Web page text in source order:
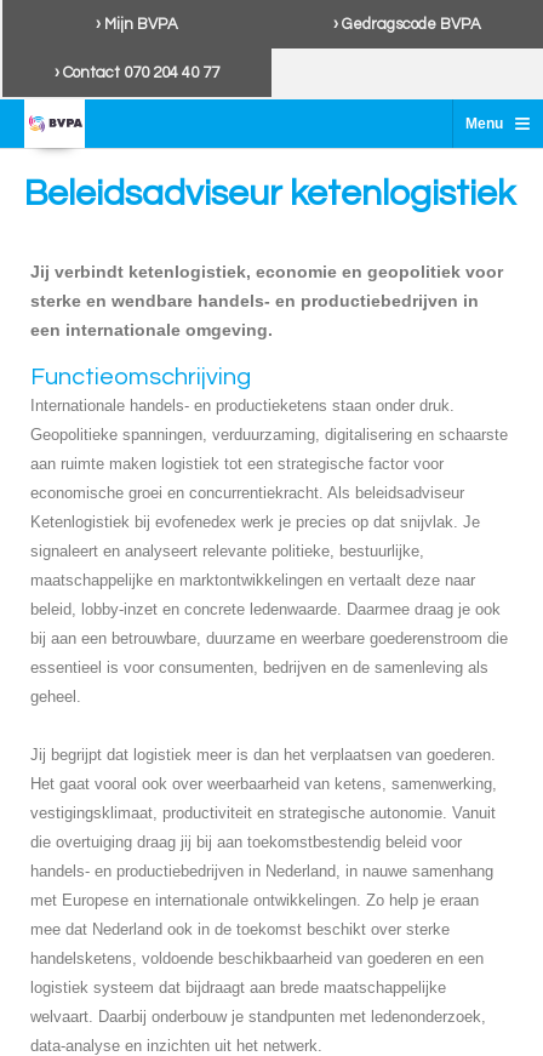
› Mijn BVPA › Gedragscode BVPA
› Contact 070 204 40 77
Menu ≡
Beleidsadviseur ketenlogistiek
Jij verbindt ketenlogistiek, economie en geopolitiek voor
sterke en wendbare handels- en productiebedrijven in
een internationale omgeving.
Functieomschrijving
Internationale handels- en productieketens staan onder druk.
Geopolitieke spanningen, verduurzaming, digitalisering en schaarste
aan ruimte maken logistiek tot een strategische factor voor
economische groei en concurrentiekracht. Als beleidsadviseur
Ketenlogistiek bij evofenedex werk je precies op dat snijvlak. Je
signaleert en analyseert relevante politieke, bestuurlijke,
maatschappelijke en marktontwikkelingen en vertaalt deze naar
beleid, lobby-inzet en concrete ledenwaarde. Daarmee draag je ook
bij aan een betrouwbare, duurzame en weerbare goederenstroom die
essentieel is voor consumenten, bedrijven en de samenleving als
geheel.
Jij begrijpt dat logistiek meer is dan het verplaatsen van goederen.
Het gaat vooral ook over weerbaarheid van ketens, samenwerking,
vestigingsklimaat, productiviteit en strategische autonomie. Vanuit
die overtuiging draag jij bij aan toekomstbestendig beleid voor
handels- en productiebedrijven in Nederland, in nauwe samenhang
met Europese en internationale ontwikkelingen. Zo help je eraan
mee dat Nederland ook in de toekomst beschikt over sterke
handelsketens, voldoende beschikbaarheid van goederen en een
logistiek systeem dat bijdraagt aan brede maatschappelijke
welvaart. Daarbij onderbouw je standpunten met ledenonderzoek,
data-analyse en inzichten uit het netwerk.